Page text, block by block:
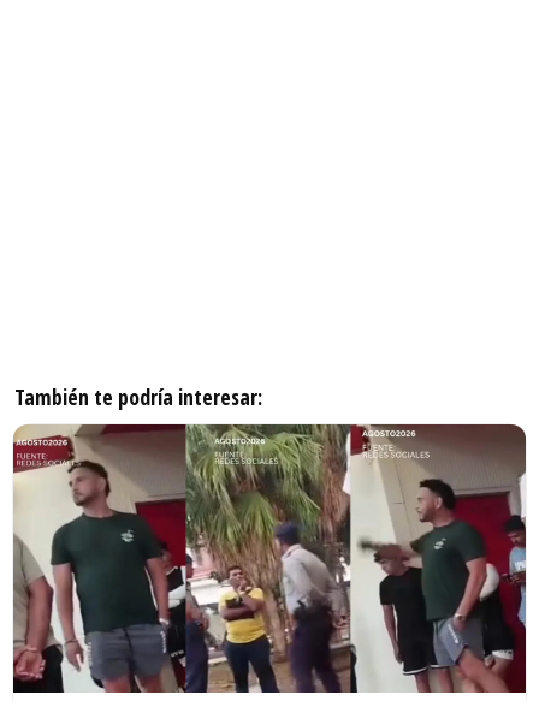
También te podría interesar: